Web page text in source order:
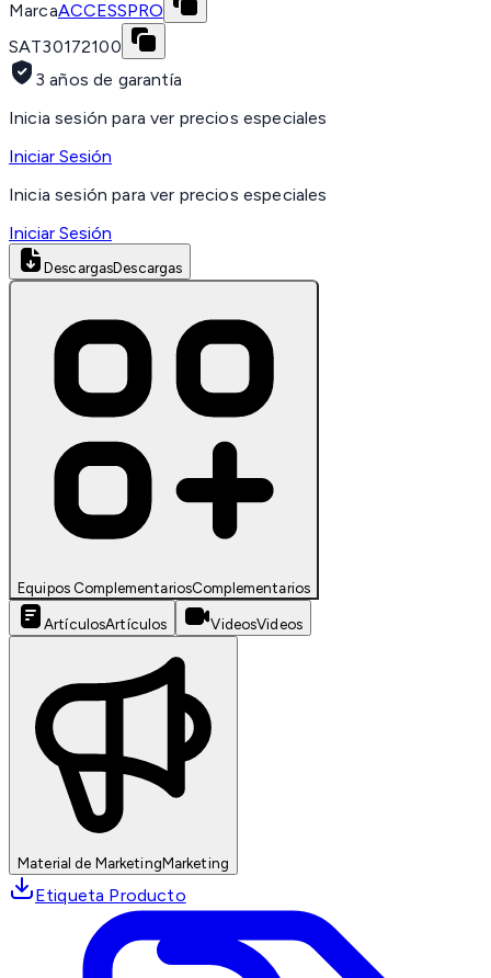
MarcaACCESSPRO
SAT30172100
3 años de garantía
Inicia sesión para ver precios especiales
Iniciar Sesión
Inicia sesión para ver precios especiales
Iniciar Sesión
DescargasDescargas
Equipos ComplementariosComplementarios
ArtículosArtículos VideosVideos
Material de MarketingMarketing
Etiqueta Producto